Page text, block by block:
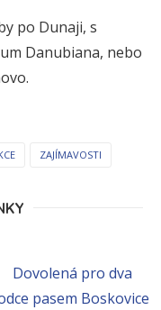
po Dunaji, s
Danubiana, nebo
ZAJÍMAVOSTI
Dovolená pro dva
pasem Boskovice